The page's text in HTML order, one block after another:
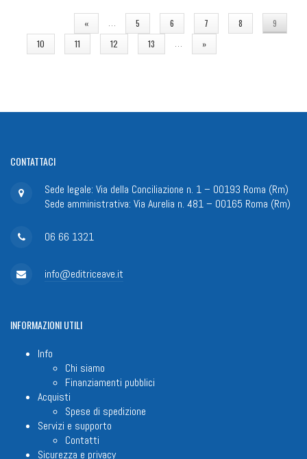
« … 5 6 7 8
9
10
11 12 13 … »
CONTATTACI
Sede legale: Via della Conciliazione n. 1 – 00193 Roma (Rm)
Sede amministrativa: Via Aurelia n. 481 – 00165 Roma (Rm)
06 66 1321
info@editriceave.it
INFORMAZIONIUTILI
Info
Chi siamo
Finanziamenti pubblici
Acquisti
Spese di spedizione
Servizi e supporto
Contatti
Sicurezza e privacy